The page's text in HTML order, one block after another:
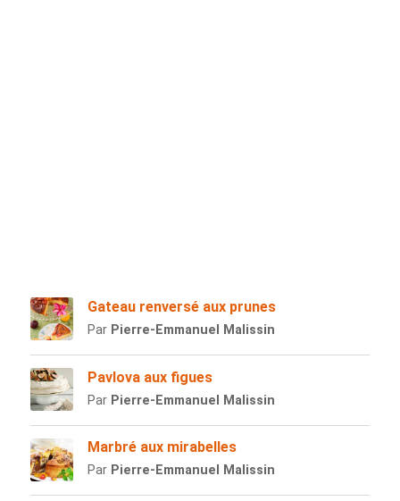
Gateau renversé aux prunes
Par Pierre-Emmanuel Malissin
Pavlova aux figues
Par Pierre-Emmanuel Malissin
Marbré aux mirabelles
Par Pierre-Emmanuel Malissin